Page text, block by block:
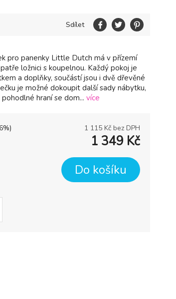
pro panenky Little Dutch má v přízemí
ložnici s koupelnou. Každý pokoj je
a doplňky, součástí jsou i dvě dřevěné
je možné dokoupit další sady nábytku,
hraní se dom... více
%) 1 115 Kč bez DPH
1 349 Kč
Do košíku
Sdílet